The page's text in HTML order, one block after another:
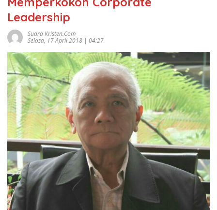
Leadership
Suara Kristen.com
Selasa, 17 April 2018 | 04:27